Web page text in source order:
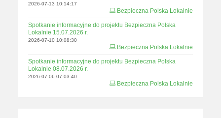
2026-07-13 10:14:17
Bezpieczna Polska Lokalnie
Spotkanie informacyjne do projektu Bezpieczna Polska
Lokalnie 15.07.2026 r.
2026-07-10 10:08:30
Bezpieczna Polska Lokalnie
Spotkanie informacyjne do projektu Bezpieczna Polska
Lokalnie 08.07.2026 r.
2026-07-06 07:03:40
Bezpieczna Polska Lokalnie